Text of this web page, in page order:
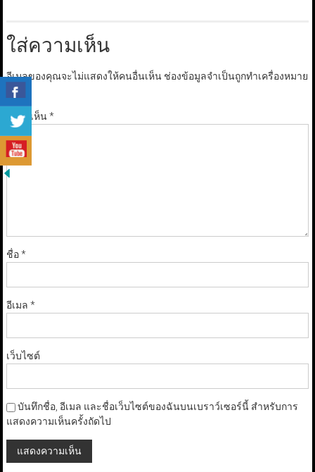
ใส่ความเห็น
อีเมลของคุณจะไม่แสดงให้คนอื่นเห็น ช่องข้อมูลจำเป็นถูกทำเครื่องหมาย
ความเห็น*
ชื่อ*
อีเมล *
เว็บไซต์
บันทึกชื่อ, อีเมล และชื่อเว็บไซต์ของฉันบนเบราว์เซอร์นี้ สำหรับการ
แสดงความเห็นครั้งถัดไป